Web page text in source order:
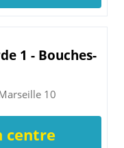
1 - Bouches-
10
centre